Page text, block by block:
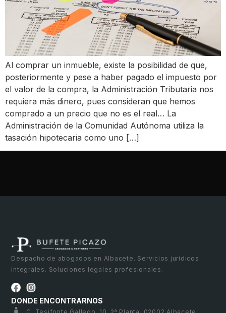
Al comprar un inmueble, existe la posibilidad de que,
posteriormente y pese a haber pagado el impuesto por
el valor de la compra, la Administración Tributaria nos
requiera más dinero, pues consideran que hemos
comprado a un precio que no es el real… La
Administración de la Comunidad Autónoma utiliza la
tasación hipotecaria como uno […]
Despacho de abogados en Albacete. Servicios jurídicos
integrales. Soluciones legales profesionales.
DONDE ENCONTRARNOS